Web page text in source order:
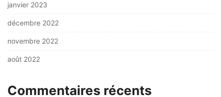
janvier 2023
décembre 2022
novembre 2022
août 2022
Commentaires récents